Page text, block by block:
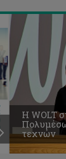
H WOLT
τεχνών